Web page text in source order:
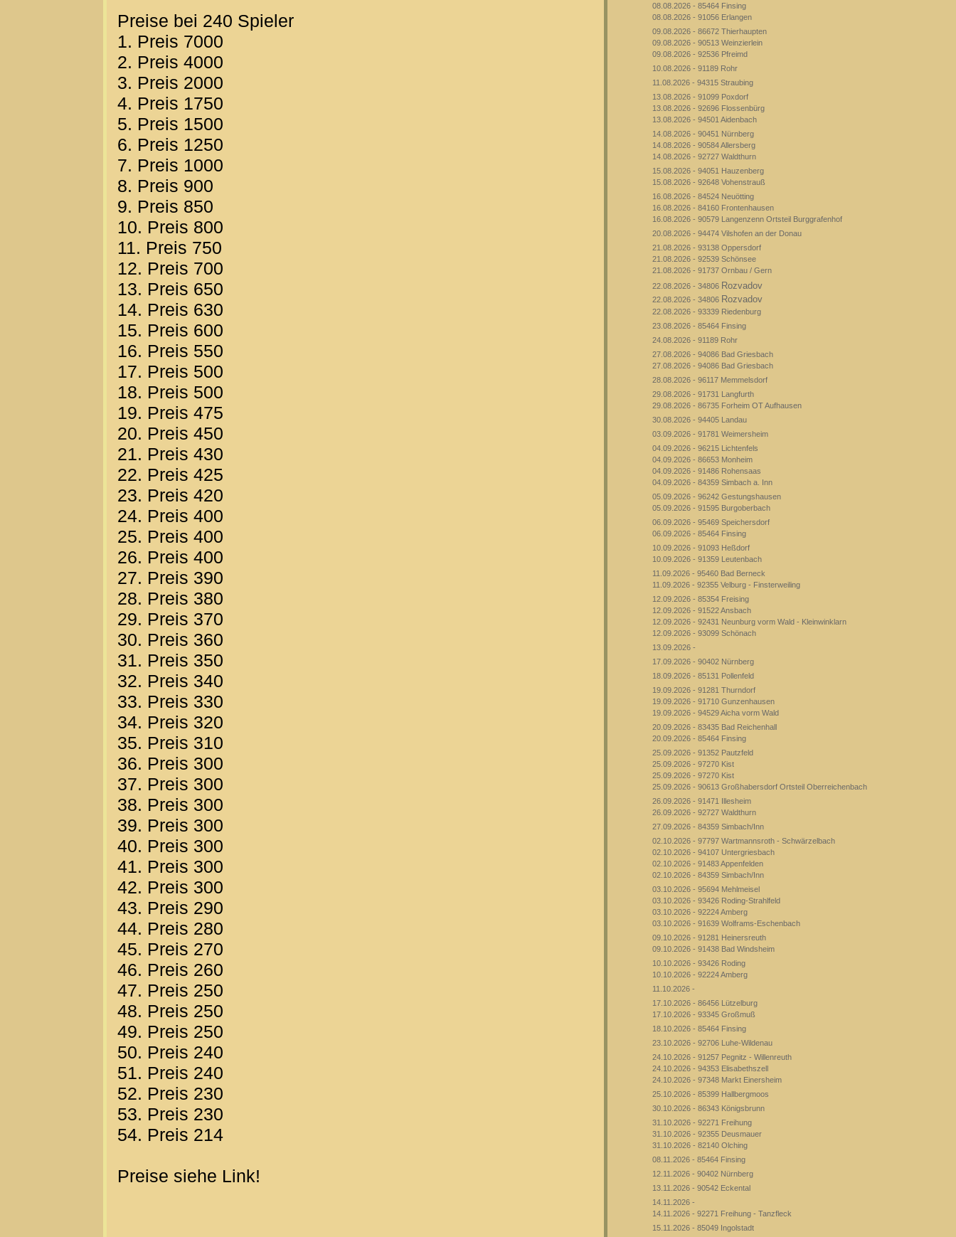
Preise bei 240 Spieler
1. Preis 7000
2. Preis 4000
3. Preis 2000
4. Preis 1750
5. Preis 1500
6. Preis 1250
7. Preis 1000
8. Preis 900
9. Preis 850
10. Preis 800
11. Preis 750
12. Preis 700
13. Preis 650
14. Preis 630
15. Preis 600
16. Preis 550
17. Preis 500
18. Preis 500
19. Preis 475
20. Preis 450
21. Preis 430
22. Preis 425
23. Preis 420
24. Preis 400
25. Preis 400
26. Preis 400
27. Preis 390
28. Preis 380
29. Preis 370
30. Preis 360
31. Preis 350
32. Preis 340
33. Preis 330
34. Preis 320
35. Preis 310
36. Preis 300
37. Preis 300
38. Preis 300
39. Preis 300
40. Preis 300
41. Preis 300
42. Preis 300
43. Preis 290
44. Preis 280
45. Preis 270
46. Preis 260
47. Preis 250
48. Preis 250
49. Preis 250
50. Preis 240
51. Preis 240
52. Preis 230
53. Preis 230
54. Preis 214
Preise siehe Link!
08.08.2026 - 85464 Finsing
08.08.2026 - 91056 Erlangen
09.08.2026 - 86672 Thierhaupten
09.08.2026 - 90513 Weinzierlein
09.08.2026 - 92536 Pfreimd
10.08.2026 - 91189 Rohr
11.08.2026 - 94315 Straubing
13.08.2026 - 91099 Poxdorf
13.08.2026 - 92696 Flossenbürg
13.08.2026 - 94501 Aidenbach
14.08.2026 - 90451 Nürnberg
14.08.2026 - 90584 Allersberg
14.08.2026 - 92727 Waldthurn
15.08.2026 - 94051 Hauzenberg
15.08.2026 - 92648 Vohenstrauß
16.08.2026 - 84524 Neuötting
16.08.2026 - 84160 Frontenhausen
16.08.2026 - 90579 Langenzenn Ortsteil Burggrafenhof
20.08.2026 - 94474 Vilshofen an der Donau
21.08.2026 - 93138 Oppersdorf
21.08.2026 - 92539 Schönsee
21.08.2026 - 91737 Ornbau / Gern
22.08.2026 - 34806 Rozvadov
22.08.2026 - 34806 Rozvadov
22.08.2026 - 93339 Riedenburg
23.08.2026 - 85464 Finsing
24.08.2026 - 91189 Rohr
27.08.2026 - 94086 Bad Griesbach
27.08.2026 - 94086 Bad Griesbach
28.08.2026 - 96117 Memmelsdorf
29.08.2026 - 91731 Langfurth
29.08.2026 - 86735 Forheim OT Aufhausen
30.08.2026 - 94405 Landau
03.09.2026 - 91781 Weimersheim
04.09.2026 - 96215 Lichtenfels
04.09.2026 - 86653 Monheim
04.09.2026 - 91486 Rohensaas
04.09.2026 - 84359 Simbach a. Inn
05.09.2026 - 96242 Gestungshausen
05.09.2026 - 91595 Burgoberbach
06.09.2026 - 95469 Speichersdorf
06.09.2026 - 85464 Finsing
10.09.2026 - 91093 Heßdorf
10.09.2026 - 91359 Leutenbach
11.09.2026 - 95460 Bad Berneck
11.09.2026 - 92355 Velburg - Finsterweiling
12.09.2026 - 85354 Freising
12.09.2026 - 91522 Ansbach
12.09.2026 - 92431 Neunburg vorm Wald - Kleinwinklarn
12.09.2026 - 93099 Schönach
13.09.2026 -
17.09.2026 - 90402 Nürnberg
18.09.2026 - 85131 Pollenfeld
19.09.2026 - 91281 Thurndorf
19.09.2026 - 91710 Gunzenhausen
19.09.2026 - 94529 Aicha vorm Wald
20.09.2026 - 83435 Bad Reichenhall
20.09.2026 - 85464 Finsing
25.09.2026 - 91352 Pautzfeld
25.09.2026 - 97270 Kist
25.09.2026 - 97270 Kist
25.09.2026 - 90613 Großhabersdorf Ortsteil Oberreichenbach
26.09.2026 - 91471 Illesheim
26.09.2026 - 92727 Waldthurn
27.09.2026 - 84359 Simbach/Inn
02.10.2026 - 97797 Wartmannsroth - Schwärzelbach
02.10.2026 - 94107 Untergriesbach
02.10.2026 - 91483 Appenfelden
02.10.2026 - 84359 Simbach/Inn
03.10.2026 - 95694 Mehlmeisel
03.10.2026 - 93426 Roding-Strahlfeld
03.10.2026 - 92224 Amberg
03.10.2026 - 91639 Wolframs-Eschenbach
09.10.2026 - 91281 Heinersreuth
09.10.2026 - 91438 Bad Windsheim
10.10.2026 - 93426 Roding
10.10.2026 - 92224 Amberg
11.10.2026 -
17.10.2026 - 86456 Lützelburg
17.10.2026 - 93345 Großmuß
18.10.2026 - 85464 Finsing
23.10.2026 - 92706 Luhe-Wildenau
24.10.2026 - 91257 Pegnitz - Willenreuth
24.10.2026 - 94353 Elisabethszell
24.10.2026 - 97348 Markt Einersheim
25.10.2026 - 85399 Hallbergmoos
30.10.2026 - 86343 Königsbrunn
31.10.2026 - 92271 Freihung
31.10.2026 - 92355 Deusmauer
31.10.2026 - 82140 Olching
08.11.2026 - 85464 Finsing
12.11.2026 - 90402 Nürnberg
13.11.2026 - 90542 Eckental
14.11.2026 -
14.11.2026 - 92271 Freihung - Tanzfleck
15.11.2026 - 85049 Ingolstadt